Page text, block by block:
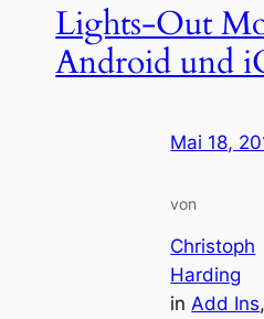
Lights-Out
Android und
Mai 18,
von
Christoph
Harding
in Add Ins